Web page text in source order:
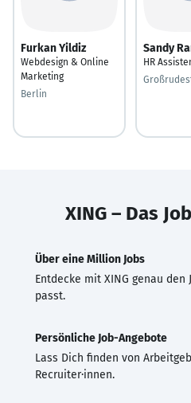
Furkan Yildiz
Webdesign & Online
Marketing
Berlin
Sandy
HR
XING – Das
Über eine Million Jobs
Entdecke mit XING genau den
passt.
Persönliche Job-Angebote
Lass Dich finden von
Recruiter·innen.